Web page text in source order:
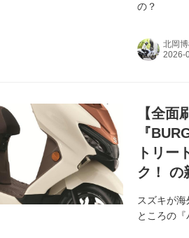
の？
北岡
【全面
『
トリー
ク！ の
スズキが
ところの